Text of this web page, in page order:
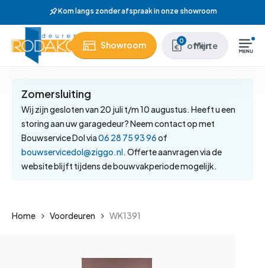
content
Kom langs zonder afspraak in onze showroom
Showroom 0 Mijn offerte
Zomersluiting
Wij zijn gesloten van 20 juli t/m 10 augustus. Heeft u een
storing aan uw garagedeur? Neem contact op met
Bouwservice Dol via06 28 75 93 96of
bouwservicedol@ziggo.nl. Offerte aanvragen via de
website blijft tijdens de bouwvakperiode mogelijk.
Home Voordeuren WK1391
Close
Menu